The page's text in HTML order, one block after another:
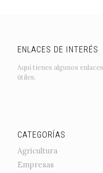
ENLACES DE INTERÉS
Aquí tienes algunos
útiles.
CATEGORÍAS
Agricultura
Empresas